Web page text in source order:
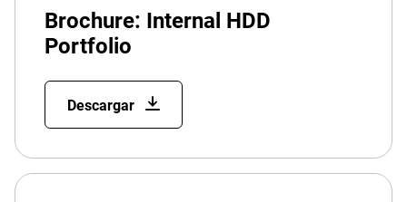
Brochure: Internal HDD
Portfolio
Descargar